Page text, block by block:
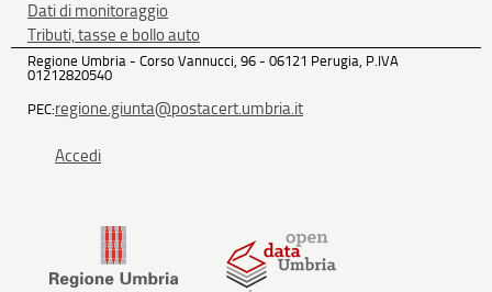
Dati di monitoraggio
Tributi, tasse e bollo auto
Regione Umbria - Corso Vannucci, 96 - 06121 Perugia, P.IVA
01212820540
PEC:regione.giunta@postacert.umbria.it
Accedi